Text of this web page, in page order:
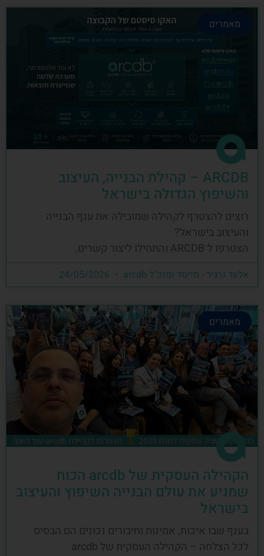
מאמרים
ARCDB – קהילת הבנייה, העיצוב
והשיפוץ הגדולה בישראל
רוצים להצטרף לקהילה שמובילה את ענף הבנייה
והעיצוב בישראל?
הצטרפו ל־ARCDB והתחילו ליצור קשרים,
אלעד גרגיר - מייסד ומנכ"ל arcdb
מאמרים
הקהילה העסקית של arcdb הכוח
שמניע את עולם הבנייה השיפוץ והעיצוב
בישראל
בענף שבו איכות, אמינות וחיבורים נכונים הם הבסיס
לכל הצלחה – הקהילה העסקית של arcdb